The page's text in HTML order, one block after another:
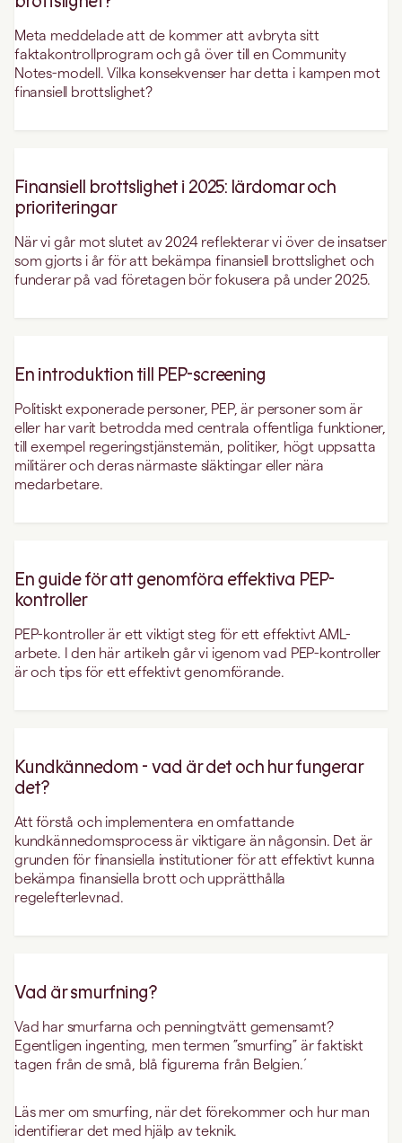
Meta meddelade att de kommer att avbryta sitt
faktakontrollprogram och gå över till en Community
Notes-modell. Vilka konsekvenser har detta i kampen mot
finansiell brottslighet?
Finansiell brottslighet i 2025: lärdomar och
prioriteringar
När vi går mot slutet av 2024 reflekterar vi över de insatser
som gjorts i år för att bekämpa finansiell brottslighet och
funderar på vad företagen bör fokusera på under 2025.
En introduktion till PEP-screening
Politiskt exponerade personer, PEP, är personer som är
eller har varit betrodda med centrala offentliga funktioner,
till exempel regeringstjänstemän, politiker, högt uppsatta
militärer och deras närmaste släktingar eller nära
medarbetare.
En guide för att genomföra effektiva PEP-
kontroller
PEP-kontroller är ett viktigt steg för ett effektivt AML-
arbete. I den här artikeln går vi igenom vad PEP-kontroller
är och tips för ett effektivt genomförande.
Kundkännedom - vad är det och hur fungerar
det?
Att förstå och implementera en omfattande
kundkännedomsprocess är viktigare än någonsin. Det är
grunden för finansiella institutioner för att effektivt kunna
bekämpa finansiella brott och upprätthålla
regelefterlevnad.
Vad är smurfning?
Vad har smurfarna och penningtvätt gemensamt?
Egentligen ingenting, men termen ”smurfing” är faktiskt
tagen från de små, blå figurerna från Belgien.´
Läs mer om smurfing, när det förekommer och hur man
identifierar det med hjälp av teknik.